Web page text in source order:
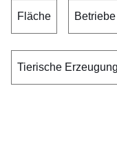
Fläche Betriebe
Tierische Erzeugung